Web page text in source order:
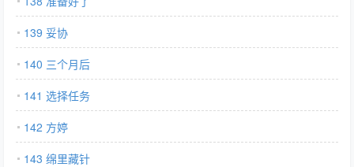
139 妥协
140 三个月后
141 选择任务
142 方婷
143 绵里藏针